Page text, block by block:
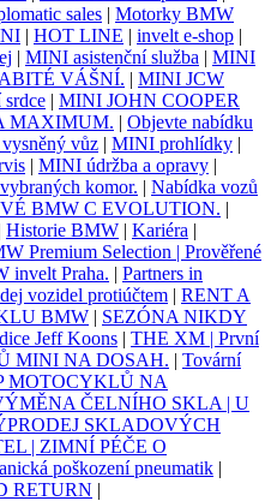
sales | Motorky BMW
| HOT LINE | invelt e-shop |
| MINI asistenční služba | MINI
VÁŠNÍ. | MINI JCW
srdce | MINI JOHN COOPER
MAXIMUM. | Objevte nabídku
vůz | MINI prohlídky |
| MINI údržba a opravy |
komor. | Nabídka vozů
BMW C EVOLUTION. |
Historie BMW | Kariéra |
Premium Selection | Prověřené
invelt Praha. | Partners in
vozidel protiúčtem | RENT A
BMW | SEZÓNA NIKDY
Jeff Koons | THE XM | První
MINI NA DOSAH. | Tovární
MOTOCYKLŮ NA
ČELNÍHO SKLA | U
SKLADOVÝCH
| ZIMNÍ PÉČE O
poškození pneumatik |
RETURN |